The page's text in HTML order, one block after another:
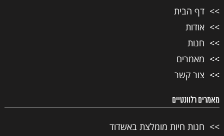
דף הבית
אודות
חנות
מאמרים
צור קשר
מאמרים רלוונטיים
חנות חיות מומלצת באשדוד